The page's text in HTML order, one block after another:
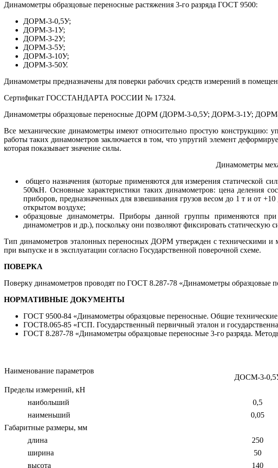
Динамометры образцовые переносные растяжения 3-го разряда ГОСТ 9500:
ДОРМ-3-0,5У;
ДОРМ-3-1У;
ДОРМ-3-2У;
ДОРМ-3-5У;
ДОРМ-3-10У;
ДОРМ-3-50У.
Динамометры предназначены для поверки рабочих средств измерений в
Сертификат ГОССТАНДАРТА РОССИИ № 17324.
Динамометры образцовые переносные ДОРМ (ДОРМ-3-0,5У; ДОРМ-3-1У;
Все механические динамометры имеют относительно простую конструкцию:
работы таких динамометров заключается в том, что упругий элемент
которая показывает значение силы.
Динамометры
общего назначения (которые применяются для измерения статической
500кН. Основные характеристики таких динамометров: цена деления
приборов, предназначенных для взвешивания грузов весом до 1 т и от
открытом воздухе;
образцовые динамометры. Приборы данной группы применяются
динамометров и др.), поскольку они позволяют фиксировать статическую
Тип динамометров эталонных переносных ДОРМ утвержден с техническими и
при выпуске и в эксплуатации согласно Государственной поверочной схеме.
ПОВЕРКА
Поверку динамометров проводят по ГОСТ 8.287-78 «Динамометры образцовые
НОРМАТИВНЫЕ ДОКУМЕНТЫ
ГОСТ 9500-84 «Динамометры образцовые переносные. Общие технические
ГОСТ8.065-85 «ГСП. Государственный первичный эталон и
ГОСТ 8.287-78 «Динамометры образцовые переносные 3-го разряда.
Наименование параметров
ДОСМ-3-
Пределы измерений, кН
наибольший
0,5
наименьший
0,05
Габаритные размеры, мм
длина
250
ширина
50
высота
140